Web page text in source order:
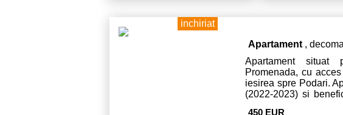
inchiriat
Apartament ,
Apartament situat
Promenada, cu
iesirea spre Podari.
(2022-2023) si
450 EUR